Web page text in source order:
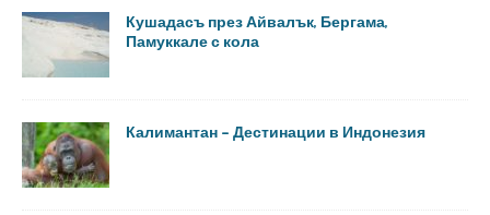
Кушадасъ през Айвалък, Бергама,
Памуккале с кола
Калимантан – Дестинации в Индонезия